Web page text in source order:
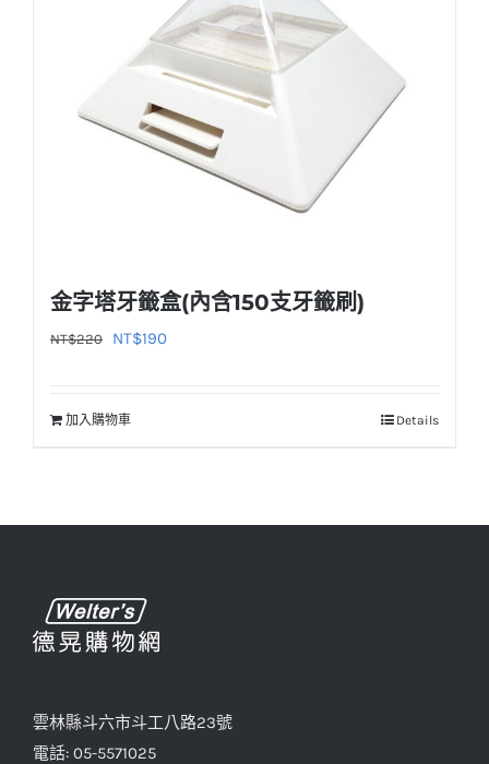
金字塔牙籤盒(內含150支牙籤刷)
NT$220
原
格：
NT$190
加入購物車 Details
雲林縣斗六市斗工八路23號
電話: 05-5571025